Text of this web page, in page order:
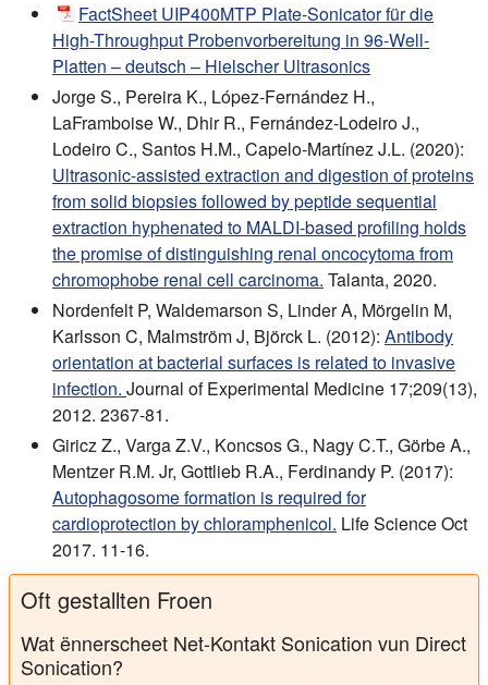
FactSheet UIP400MTP Plate-Sonicator für die
High-Throughput Probenvorbereitung in 96-Well-
Platten – deutsch – Hielscher Ultrasonics
Jorge S., Pereira K., López-Fernández H.,
LaFramboise W., Dhir R., Fernández-Lodeiro J.,
Lodeiro C., Santos H.M., Capelo-Martínez J.L. (2020):
Ultrasonic-assisted extraction and digestion of proteins
from solid biopsies followed by peptide sequential
extraction hyphenated to MALDI-based profiling holds
the promise of distinguishing renal oncocytoma from
chromophobe renal cell carcinoma. Talanta, 2020.
Nordenfelt P, Waldemarson S, Linder A, Mörgelin M,
Karlsson C, Malmström J, Björck L. (2012): Antibody
orientation at bacterial surfaces is related to invasive
infection. Journal of Experimental Medicine 17;209(13),
2012. 2367-81.
Giricz Z., Varga Z.V., Koncsos G., Nagy C.T., Görbe A.,
Mentzer R.M. Jr, Gottlieb R.A., Ferdinandy P. (2017):
Autophagosome formation is required for
cardioprotection by chloramphenicol. Life Science Oct
2017. 11-16.
Oft gestallten Froen
Wat ënnerscheet Net-Kontakt Sonication vun Direct
Sonication?